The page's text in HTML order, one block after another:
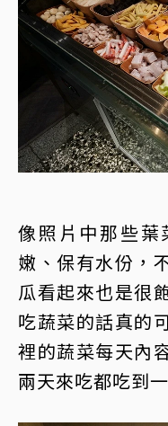
像照片中那些
嫩、保有水份，
瓜看起來也是很
吃蔬菜的話真的
裡的蔬菜每天內
兩天來吃都吃到一